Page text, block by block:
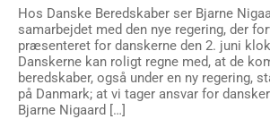
Hos Danske Beredskaber ser Bjarne
samarbejdet med den nye regering, der
præsenteret for danskerne den 2. juni
Danskerne kan roligt regne med, at de
beredskaber, også under en ny regering,
på Danmark; at vi tager ansvar for
Bjarne Nigaard […]